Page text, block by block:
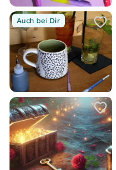
Auch bei Dir